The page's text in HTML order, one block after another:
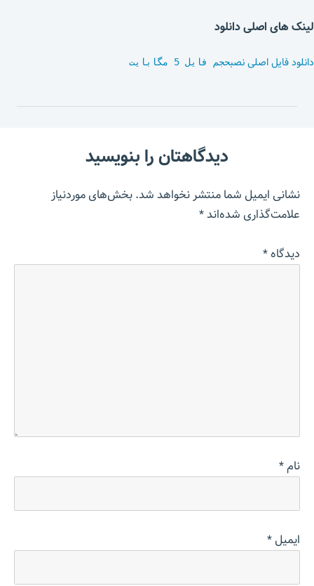
لینک های اصلی دانلود
دانلود فایل اصلی نصبحجم فایل 5 مگابایت
دیدگاهتان را بنویسید
نشانی ایمیل شما منتشر نخواهد شد.بخش‌های موردنیاز
علامت‌گذاری شده‌اند*
دیدگاه*
نام*
ایمیل*